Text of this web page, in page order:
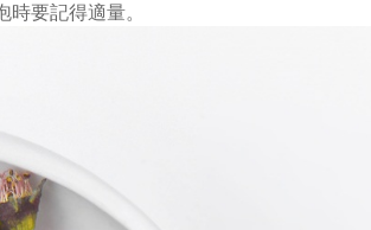
要記得適量。